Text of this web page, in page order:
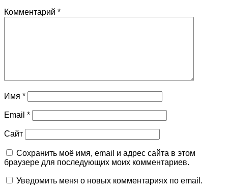
Комментарий *
Имя *
Email *
Сайт
Сохранить моё имя, email и адрес сайта в этом
браузере для последующих моих комментариев.
Уведомить меня о новых комментариях по email.